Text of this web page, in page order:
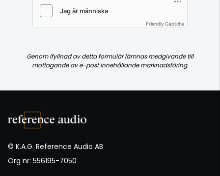
Friendly Captcha
Genom ifyllnad av detta formulär lämnas medgivande till
mottagande av e-post innehållande marknadsföring.
© K.A.G. Reference Audio AB
Org nr: 556195-7050